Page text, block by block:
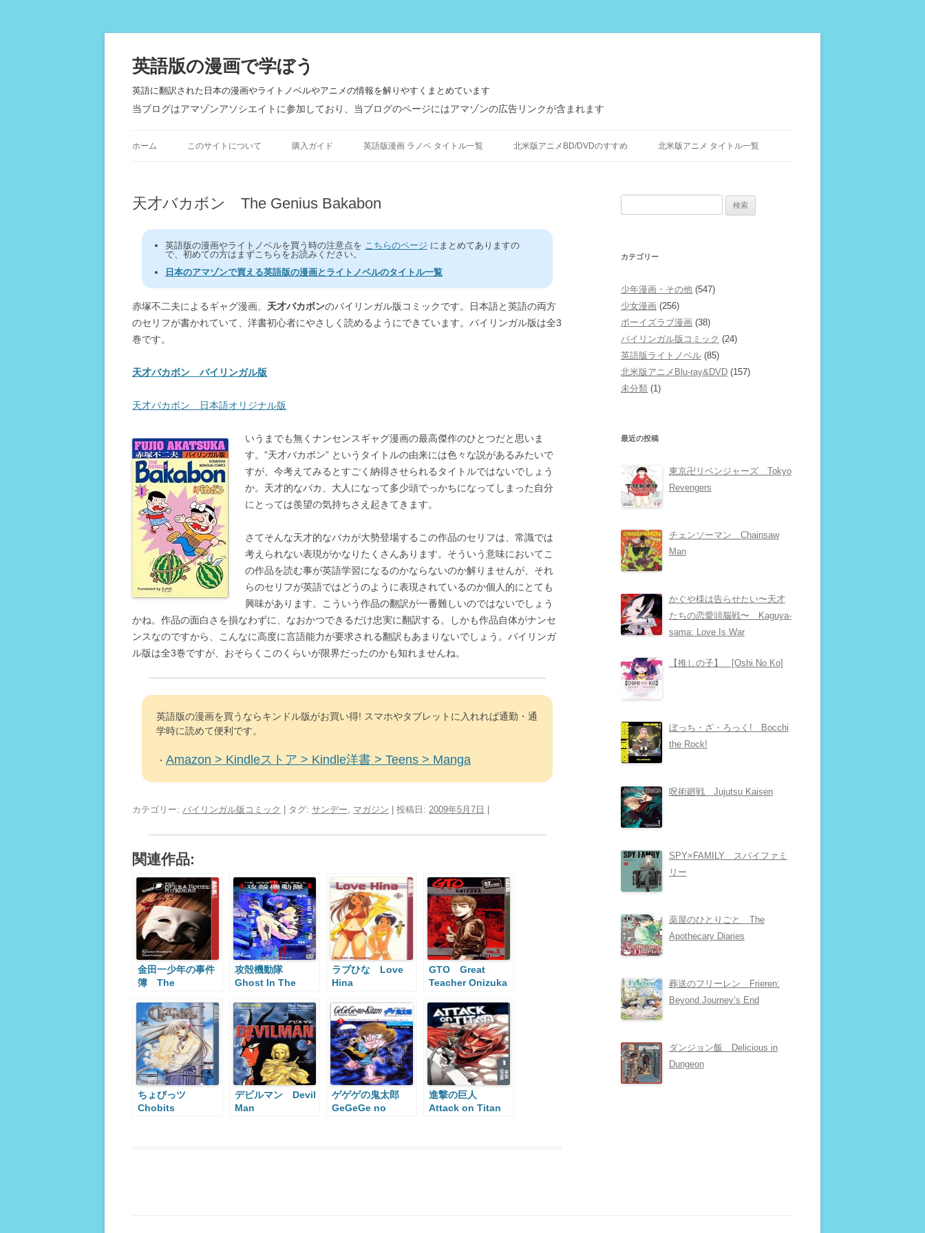
英語版の漫画で学ぼう
英語に翻訳された日本の漫画やライトノベルやアニメの情報を解りやすくまとめています
当ブログはアマゾンアソシエイトに参加しており、当ブログのページにはアマゾンの広告リンクが含まれます
ン
ホーム このサイトについて 購入ガイド 英語版漫画 ラノベ タイトル一覧 北米版アニメBD/DVDのすすめ 北米版アニメ タイトル一覧
天才バカボン The Genius Bakabon
英語版の漫画やライトノベルを買う時の注意点を こちらのページ にまとめてありますの
で、初めての方はまずこちらをお読みください。
日本のアマゾンで買える英語版の漫画とライトノベルのタイトル一覧
赤塚不二夫によるギャグ漫画、 天才バカボンのバイリンガル版コミックです。日本語と英語の両方
のセリフが書かれていて、洋書初心者にやさしく読めるようにできています。バイリンガル版は全3
巻です。
天才バカボン バイリンガル版
天才バカボン 日本語オリジナル版
いうまでも無くナンセンスギャグ漫画の最高傑作のひとつだと思いま
す。”天才バカボン” というタイトルの由来には色々な説があるみたいで
すが、今考えてみるとすごく納得させられるタイトルではないでしょう
か。天才的なバカ、大人になって多少頭でっかちになってしまった自分
にとっては羨望の気持ちさえ起きてきます。
さてそんな天才的なバカが大勢登場するこの作品のセリフは、常識では
考えられない表現がかなりたくさんあります。そういう意味においてこ
の作品を読む事が英語学習になるのかならないのか解りませんが、それ
らのセリフが英語ではどうのように表現されているのか個人的にとても
興味があります。こういう作品の翻訳が一番難しいのではないでしょう
かね。作品の面白さを損なわずに、なおかつできるだけ忠実に翻訳する。しかも作品自体がナンセ
ンスなのですから、こんなに高度に言語能力が要求される翻訳もあまりないでしょう。バイリンガ
ル版は全3巻ですが、おそらくこのくらいが限界だったのかも知れませんね。
英語版の漫画を買うならキンドル版がお買い得! スマホやタブレットに入れれば通勤・通
学時に読めて便利です。
・ Amazon > Kindleストア > Kindle洋書 > Teens > Manga
カテゴリー: バイリンガル版コミック | タグ: サンデー, マガジン | 投稿日: 2009年5月7日
関連作品:
金田一少年の事件
簿 The
Files
攻殻機動隊
Ghost In The
ラブひな Love
Hina
GTO Great
Teacher Onizuka
ちょびっツ
Chobits
デビルマン Devil
Man
ゲゲゲの鬼太郎
GeGeGe no
進撃の巨人
Attack on Titan
カテゴリー
少年漫画・その他 (547)
少女漫画 (256)
ボーイズラブ漫画 (38)
バイリンガル版コミック (24)
英語版ライトノベル (85)
北米版アニメBlu-ray&DVD (157)
未分類 (1)
最近の投稿
東京卍リベンジャーズ Tokyo
Revengers
チェンソーマン Chainsaw
Man
かぐや様は告らせたい〜天才
たちの恋愛頭脳戦〜 Kaguya-
sama: Love Is War
【推しの子】 [Oshi No Ko]
ぼっち・ざ・ろっく! Bocchi
the Rock!
呪術廻戦 Jujutsu Kaisen
SPY×FAMILY スパイファミ
リー
薬屋のひとりごと The
Apothecary Diaries
葬送のフリーレン Frieren:
Beyond Journey’s End
ダンジョン飯 Delicious in
Dungeon